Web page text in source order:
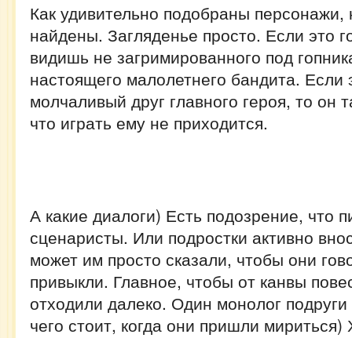
Как удивительно подобраны персонажи,
найдены. Загляденье просто. Если это
видишь не загримированного под
настоящего малолетнего бандита. Если
молчаливый друг главного героя, то он
что играть ему не приходится.
А какие диалоги) Есть подозрение, что
сценаристы. Или подростки активно
может им просто сказали, чтобы они
привыкли. Главное, чтобы от канвы
отходили далеко. Один монолог
чего стоит, когда они пришли